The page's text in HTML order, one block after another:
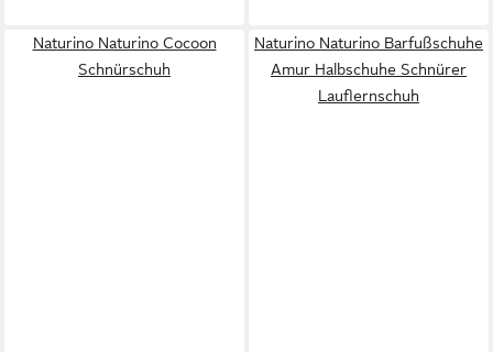
Naturino Naturino Cocoon
Schnürschuh
Naturino Naturino Barfußschuhe
Amur Halbschuhe Schnürer
Lauflernschuh